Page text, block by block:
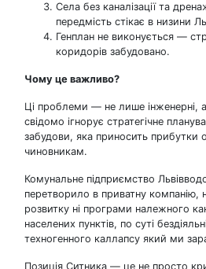
Села без каналізації та
передмість стікає в низини
Генплан не виконується —
коридорів забудовано.
Чому це важливо?
Ці проблеми — не лише інженерні,
свідомо ігнорує стратегічне
забудови, яка приносить прибутки
чиновникам.
Комунальне підприємство
перетворило в приватну компанію,
розвитку ні програми належного
населених пунктів, по суті
техногенного каллапсу який ми
Позиція Ситника — це не просто